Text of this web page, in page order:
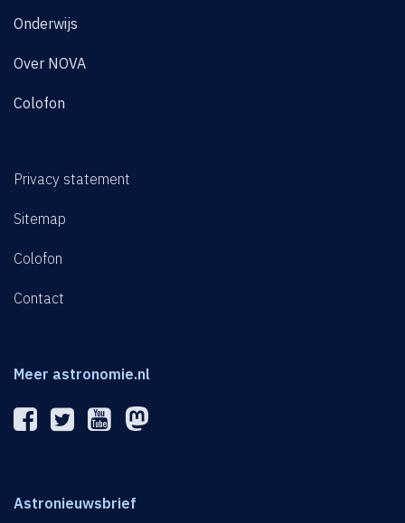
Onderwijs
Over NOVA
Colofon
Privacy statement
Sitemap
Colofon
Contact
Meer astronomie.nl
Astronieuwsbrief